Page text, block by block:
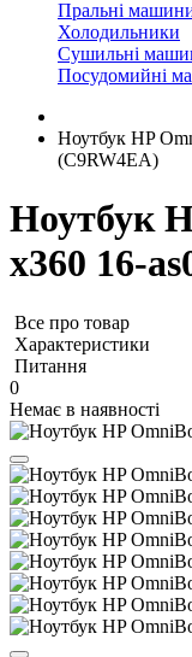
Пральні
Холодильники
Сушильні
Посудомийні
Ноутбук HP
(C9RW4EA)
Ноутбук
x360 16-
Все про товар
Характеристики
Питання
0
Немає в наявності